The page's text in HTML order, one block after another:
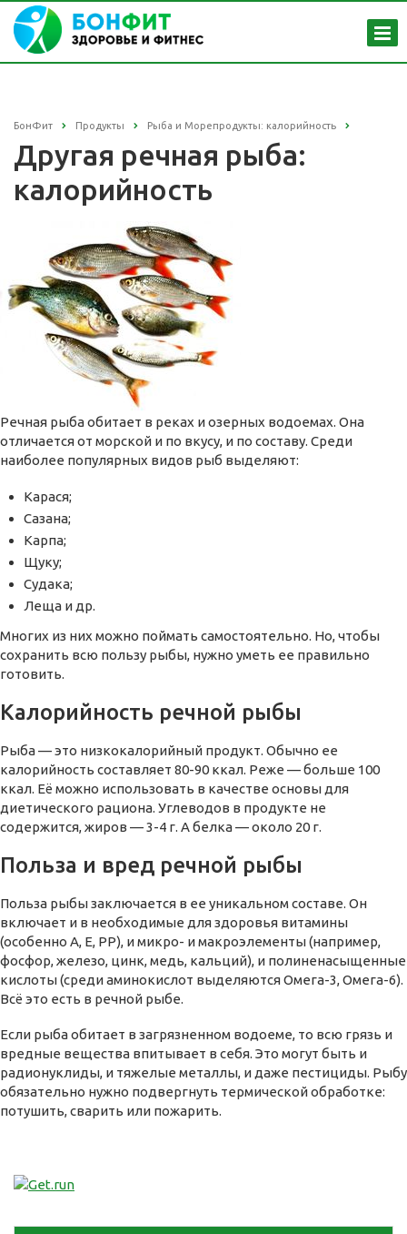
БонФит Продукты Рыба и Морепродукты: калорийность
Другая речная рыба:
калорийность
Речная рыба обитает в реках и озерных водоемах. Она
отличается от морской и по вкусу, и по составу. Среди
наиболее популярных видов рыб выделяют:
Карася;
Сазана;
Карпа;
Щуку;
Судака;
Леща и др.
Многих из них можно поймать самостоятельно. Но, чтобы
сохранить всю пользу рыбы, нужно уметь ее правильно
готовить.
Калорийность речной рыбы
Рыба — это низкокалорийный продукт. Обычно ее
калорийность составляет 80-90 ккал. Реже — больше 100
ккал. Её можно использовать в качестве основы для
диетического рациона. Углеводов в продукте не
содержится, жиров — 3-4 г. А белка — около 20 г.
Польза и вред речной рыбы
Польза рыбы заключается в ее уникальном составе. Он
включает и в необходимые для здоровья витамины
(особенно А, Е, РР), и микро- и макроэлементы (например,
фосфор, железо, цинк, медь, кальций), и полиненасыщенные
кислоты (среди аминокислот выделяются Омега-3, Омега-6).
Всё это есть в речной рыбе.
Если рыба обитает в загрязненном водоеме, то всю грязь и
вредные вещества впитывает в себя. Это могут быть и
радионуклиды, и тяжелые металлы, и даже пестициды. Рыбу
обязательно нужно подвергнуть термической обработке:
потушить, сварить или пожарить.